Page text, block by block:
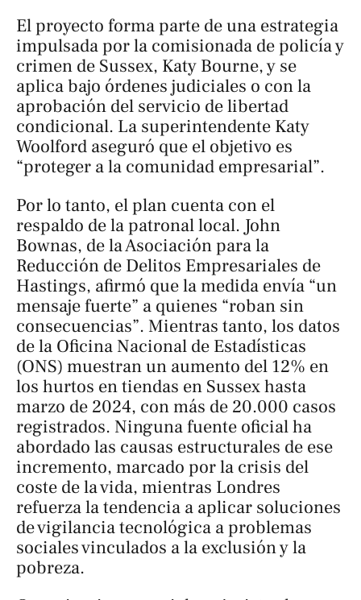
El proyecto forma parte de una estrategia
impulsada por la comisionada de policía y
crimen de Sussex, Katy Bourne, y se
aplica bajo órdenes judiciales o con la
aprobación del servicio de libertad
condicional. La superintendente Katy
Woolford aseguró que el objetivo es
“proteger a la comunidad empresarial”.
Por lo tanto, el plan cuenta con el
respaldo de la patronal local. John
Bownas, de la Asociación para la
Reducción de Delitos Empresariales de
Hastings, afirmó que la medida envía “un
mensaje fuerte” a quienes “roban sin
consecuencias”. Mientras tanto, los datos
de la Oficina Nacional de Estadísticas
(ONS) muestran un aumento del 12% en
los hurtos en tiendas en Sussex hasta
marzo de 2024, con más de 20.000 casos
registrados. Ninguna fuente oficial ha
abordado las causas estructurales de ese
incremento, marcado por la crisis del
coste de la vida, mientras Londres
refuerza la tendencia a aplicar soluciones
de vigilancia tecnológica a problemas
sociales vinculados a la exclusión y la
pobreza.